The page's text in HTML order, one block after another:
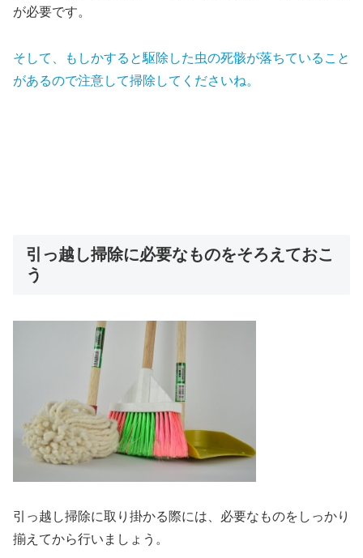
が必要です。
そして、もしかすると駆除した虫の死骸が落ちていること
があるので注意して掃除してくださいね。
引っ越し掃除に必要なものをそろえておこ
う
引っ越し掃除に取り掛かる際には、必要なものをしっかり
揃えてから行いましょう。